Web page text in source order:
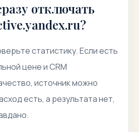
отключать
статистику. Если есть
цене и CRM
источник можно
есть, а результата нет,